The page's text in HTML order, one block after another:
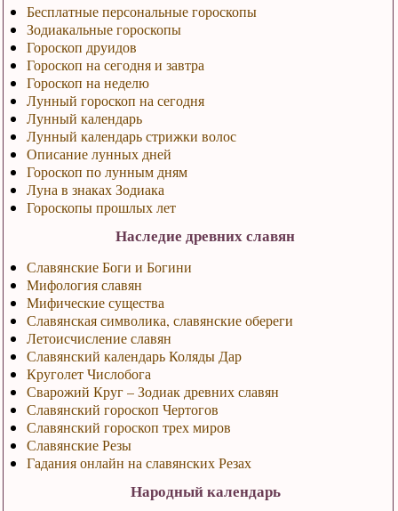
Бесплатные персональные гороскопы
Зодиакальные гороскопы
Гороскоп друидов
Гороскоп на сегодня и завтра
Гороскоп на неделю
Лунный гороскоп на сегодня
Лунный календарь
Лунный календарь стрижки волос
Описание лунных дней
Гороскоп по лунным дням
Луна в знаках Зодиака
Гороскопы прошлых лет
Наследие древних славян
Славянские Боги и Богини
Мифология славян
Мифические существа
Славянская символика, славянские обереги
Летоисчисление славян
Славянский календарь Коляды Дар
Круголет Числобога
Сварожий Круг – Зодиак древних славян
Славянский гороскоп Чертогов
Славянский гороскоп трех миров
Славянские Резы
Гадания онлайн на славянских Резах
Народный календарь